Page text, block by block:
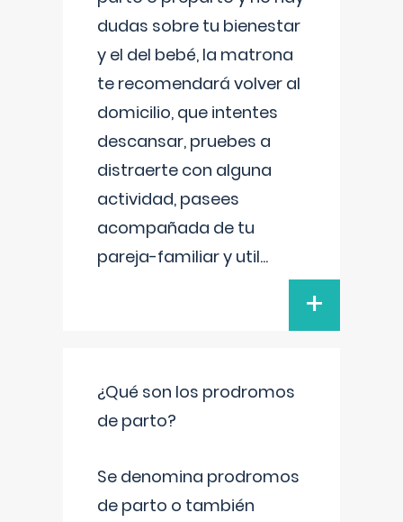
dudas sobre tu bienestar
y el del bebé, la matrona
te recomendará volver al
domicilio, que intentes
descansar, pruebes a
distraerte con alguna
actividad, pasees
acompañada de tu
pareja-familiar y util...
+
¿Qué son los prodromos
de parto?
Se denomina prodromos
de parto o también